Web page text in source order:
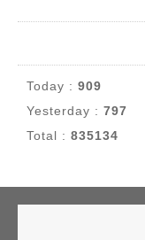
Today : 909
Yesterday : 797
Total : 835134